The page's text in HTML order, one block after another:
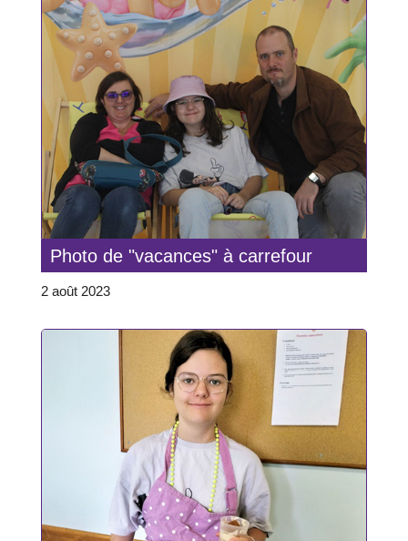
Photo de "vacances" à carrefour
2 août 2023